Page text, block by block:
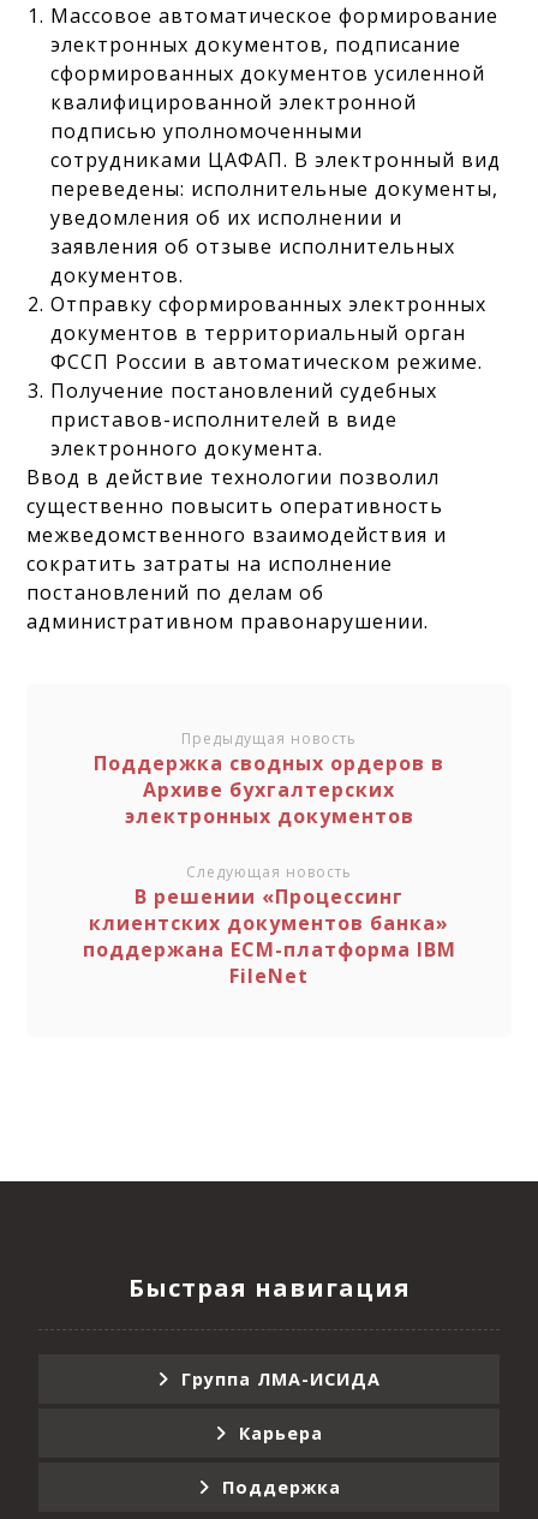
Массовое автоматическое формирование
электронных документов, подписание
сформированных документов усиленной
квалифицированной электронной
подписью уполномоченными
сотрудниками ЦАФАП. В электронный вид
переведены: исполнительные документы,
уведомления об их исполнении и
заявления об отзыве исполнительных
документов.
Отправку сформированных электронных
документов в территориальный орган
ФССП России в автоматическом режиме.
Получение постановлений судебных
приставов-исполнителей в виде
электронного документа.
Ввод в действие технологии позволил
существенно повысить оперативность
межведомственного взаимодействия и
сократить затраты на исполнение
постановлений по делам об
административном правонарушении.
Предыдущая новость
Поддержка сводных ордеров в
Архиве бухгалтерских
электронных документов
Следующая новость
В решении «Процессинг
клиентских документов банка»
поддержана ECM-платформа IBM
FileNet
Быстрая навигация
Группа ЛМА-ИСИДА
Карьера
Поддержка